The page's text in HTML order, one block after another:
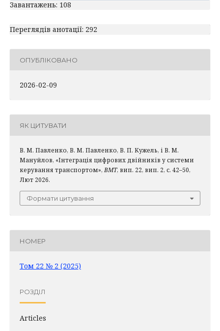
Завантажень: 108
Переглядів анотації: 292
ОПУБЛІКОВАНО
2026-02-09
ЯК ЦИТУВАТИ
В. М. Павленко, В. М. Павленко, В. П. Кужель, і В. М.
Мануйлов, «Інтеграція цифрових двійників у системи
керування транспортом», ВМТ, вип. 22, вип. 2, с. 42–50,
Лют 2026.
Формати цитування
НОМЕР
Том 22 № 2 (2025)
РОЗДІЛ
Articles